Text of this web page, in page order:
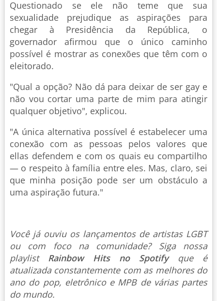
Questionado se ele não teme que sua
sexualidade prejudique as aspirações para
chegar à Presidência da República, o
governador afirmou que o único caminho
possível é mostrar as conexões que têm com o
eleitorado.
"Qual a opção? Não dá para deixar de ser gay e
não vou cortar uma parte de mim para atingir
qualquer objetivo", explicou.
"A única alternativa possível é estabelecer uma
conexão com as pessoas pelos valores que
ellas defendem e com os quais eu compartilho
— o respeito à família entre eles. Mas, claro, sei
que minha posição pode ser um obstáculo a
uma aspiração futura."
Você já ouviu os lançamentos de artistas LGBT
ou com foco na comunidade? Siga nossa
playlist Rainbow Hits no Spotify que é
atualizada constantemente com as melhores do
ano do pop, eletrônico e MPB de várias partes
do mundo.